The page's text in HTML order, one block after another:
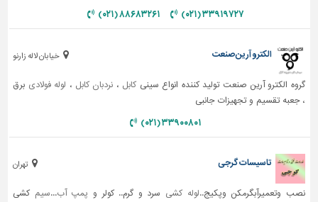
۳۳۹۱۹۷۲۷ (۰۲۱) ۸۸۶۸۳۲۶۱ (۰۲۱)
خیابان لاله زارنو الکترو آرین صنعت
گروه الکترو آرین صنعت تولید کننده انواع سینی کابل ، نردبان کابل ، لوله فولادی برق
، جعبه تقسیم و تجهیزات جانبی
۳۳۹۰۰۸۰۱ (۰۲۱)
تهران تاسیسات گرجی
نصب وتعمیرآبگرمکن وپکیج..لوله کشی سرد و گرم.. کولر و پمپ آب...سیم کشی